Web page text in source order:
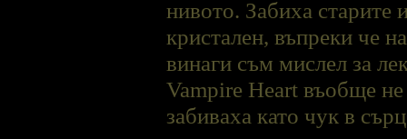
нивото. Забиха старите
кристален, въпреки че
винаги съм мислел за
Vampire Heart въобще не
забиваха като чук в